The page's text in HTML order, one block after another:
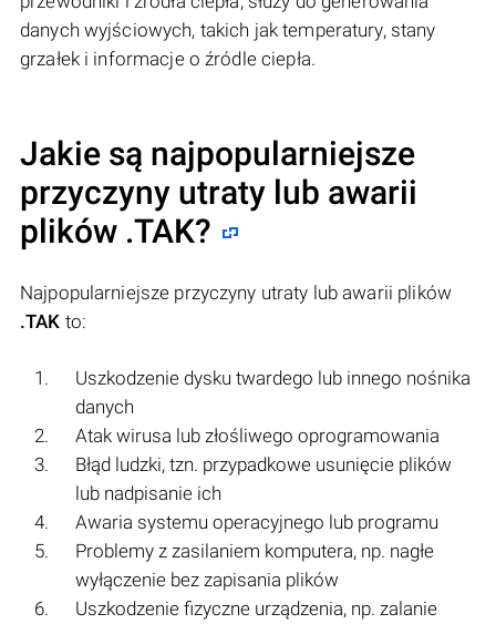
danych wyjściowych, takich jak temperatury, stany
grzałek i informacje o źródle ciepła.
Jakie są najpopularniejsze
przyczyny utraty lub awarii
plików .TAK?
Najpopularniejsze przyczyny utraty lub awarii plików
.TAK to:
Uszkodzenie dysku twardego lub innego nośnika
danych
Atak wirusa lub złośliwego oprogramowania
Błąd ludzki, tzn. przypadkowe usunięcie plików
lub nadpisanie ich
Awaria systemu operacyjnego lub programu
Problemy z zasilaniem komputera, np. nagłe
wyłączenie bez zapisania plików
Uszkodzenie fizyczne urządzenia, np. zalanie